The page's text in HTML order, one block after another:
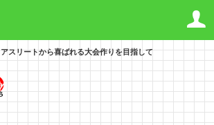
アスリートから喜ばれる大会作りを目指して